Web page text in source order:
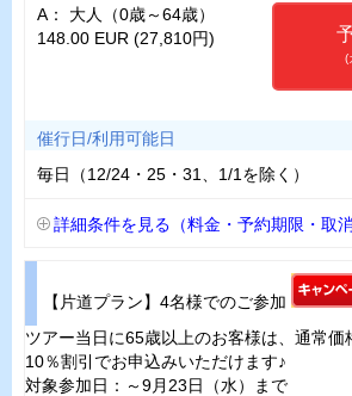
A： 大人（0歳～64歳）
148.00 EUR (27,810円)
(
催行日/利用可能日
毎日（12/24・25・31、1/1を除く）
詳細条件を見る（料金・予約期限・取消
【片道プラン】4名様でのご参加
ツアー当日に65歳以上のお客様は、通常価
10％割引でお申込みいただけます♪
対象参加日：～9月23日（水）まで